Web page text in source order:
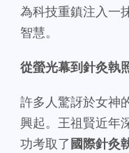
為科技重鎮注入一
智慧。
從螢光幕到針灸執
許多人驚訝於女神
興起。王祖賢近年
功考取了國際針灸